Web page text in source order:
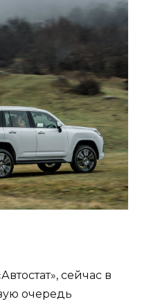
сейчас в
очередь